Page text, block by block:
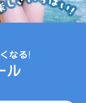
なる!
ル